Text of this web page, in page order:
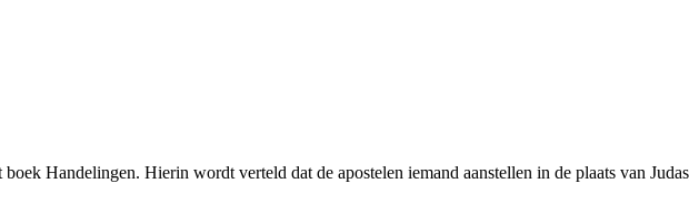
Handelingen. Hierin wordt verteld dat de apostelen iemand aanstellen in de plaats van